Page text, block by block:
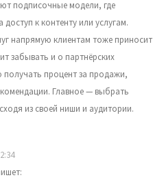
подписочные модели, где
доступ к контенту или услугам.
напрямую клиентам тоже приносит
забывать и о партнёрских
процент за продажи,
Главное — выбрать
из своей ниши и аудитории.